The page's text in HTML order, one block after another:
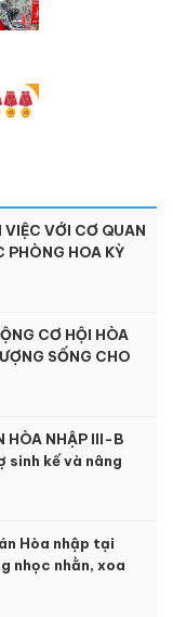
VỚI CƠ QUAN
PHÒNG HOA KỲ
CƠ HỘI HÒA
SỐNG CHO
TUM
HÒA NHẬP III-B
sinh kế và nâng
để hỗ trợ
chất độc da
Hòa nhập tại
nhọc nhằn, xoa